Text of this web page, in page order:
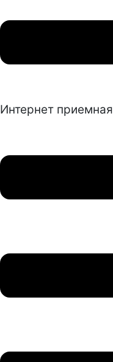
Интернет приемная